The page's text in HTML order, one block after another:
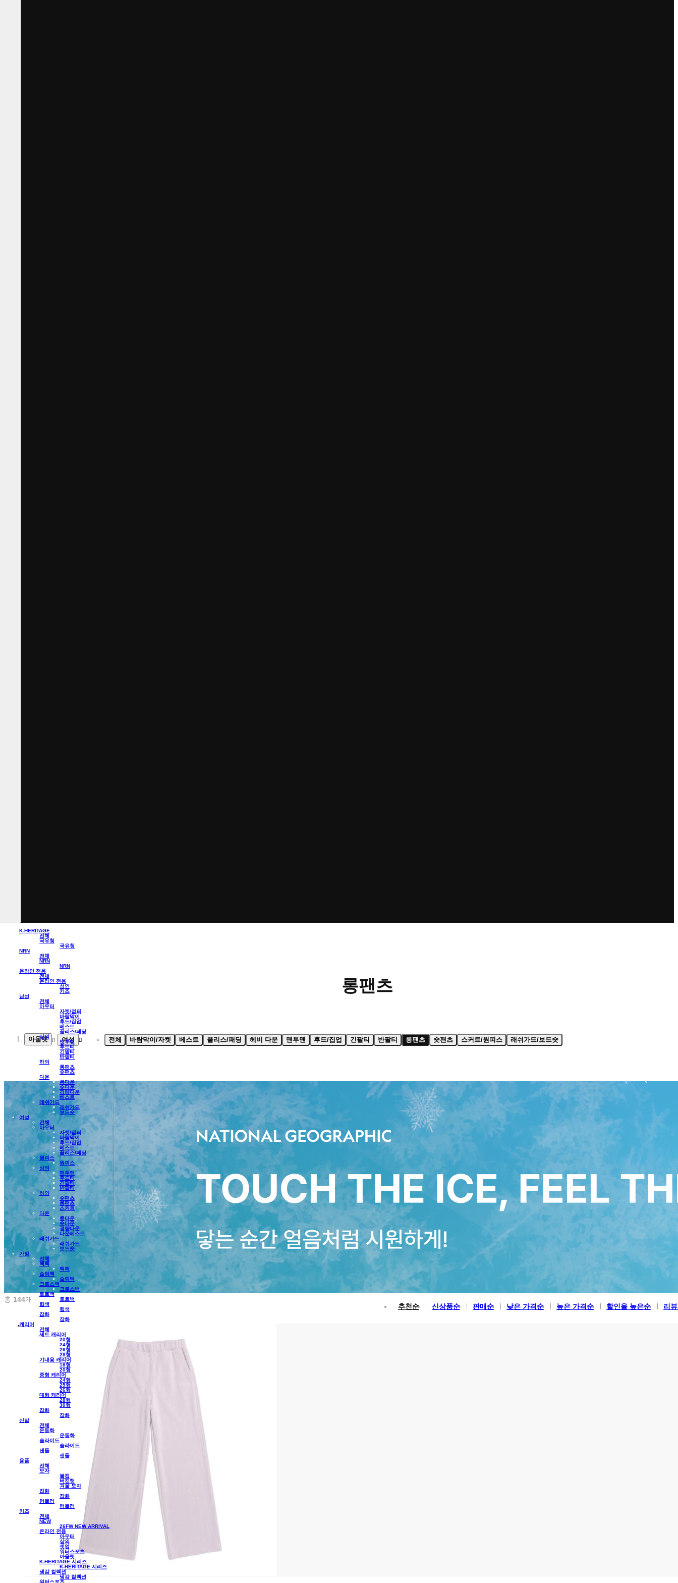
K-HERITAGE
전체
국유청
국유청
NRN
전체
NRN
NRN
온라인 전용
전체
온라인 전용
성인
키즈
남성
전체
아우터
자켓/점퍼
바람막이
후드/집업
베스트
플리스/패딩
상의
맨투맨
후드티
긴팔티
반팔티
하의
롱팬츠
숏팬츠
다운
롱다운
숏다운
경량다운
베스트
래쉬가드
래쉬가드
보드숏
여성
전체
아우터
자켓/점퍼
바람막이
후드/집업
베스트
플리스/패딩
원피스
원피스
상의
맨투맨
후드티
긴팔티
반팔티
하의
숏팬츠
롱팬츠
스커트
다운
롱다운
숏다운
경량다운
다운베스트
래쉬가드
래쉬가드
보드숏
가방
전체
백팩
백팩
슬링백
슬링백
크로스백
크로스백
토트백
토트백
힙색
힙색
잡화
잡화
캐리어
전체
세트 캐리어
20형
24형
26형
28형
기내용 캐리어
18형
20형
중형 캐리어
24형
25형
26형
대형 캐리어
28형
30형
잡화
잡화
신발
전체
운동화
운동화
슬라이드
슬라이드
샌들
샌들
용품
전체
모자
볼캡
버킷햇
겨울 모자
잡화
잡화
텀블러
텀블러
키즈
전체
NEW
26FW NEW ARRIVAL
온라인 전용
아우터
상의
셋업
워터스포츠
아울렛
K-HERITAGE 시리즈
K-HERITAGE 시리즈
냉감 컬렉션
냉감 컬렉션
워터스포츠
롱팬츠
아울렛 여성 전체 바람막이/자켓 베스트 플리스/패딩 헤비 다운 맨투맨 후드/집업 긴팔티 반팔티 롱팬츠 숏팬츠 스커트/원피스 래쉬가드/보드숏
총 144개
추천순
신상품순 판매순 낮은 가격순 높은 가격순 할인율 높은순 리